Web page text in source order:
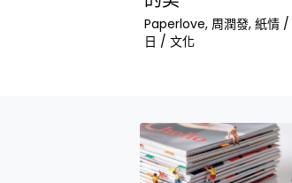
Paperlove, 周潤發, 紙情/
日 / 文化